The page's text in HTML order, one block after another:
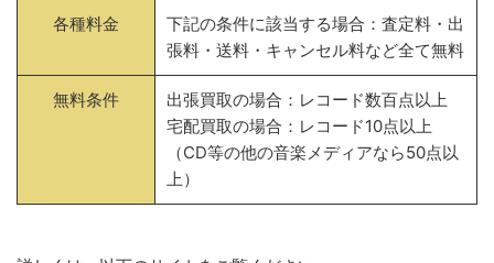
各種料金
下記の条件に該当する場合：査定料・出
張料・送料・キャンセル料など全て無料
無料条件
出張買取の場合：レコード数百点以上
宅配買取の場合：レコード10点以上
（CD等の他の音楽メディアなら50点以
上）